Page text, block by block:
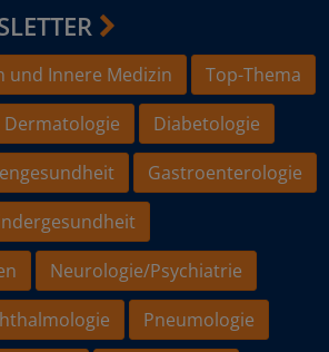
und Innere Medizin
Top-Thema
Dermatologie
Diabetologie
Gastroenterologie
Neurologie/Psychiatrie
Pneumologie